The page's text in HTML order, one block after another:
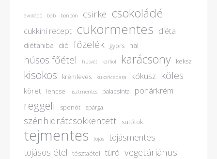
avokádó bab bonbon csirke csokoládé
cukkini recept cukormentes diéta
diétahiba dió főzelék gyors hal
húsos főétel húsvét karfiol karácsony keksz
kisokos krémleves kukoricadara kókusz köles
köret lencse lisztmentes palacsinta pohárkrém
reggeli spenót spárga
szénhidrátcsökkentett sütőtök
tejmentes tojás
tojásmentes
tojásos étel
tésztaétel túró vegetáriánus